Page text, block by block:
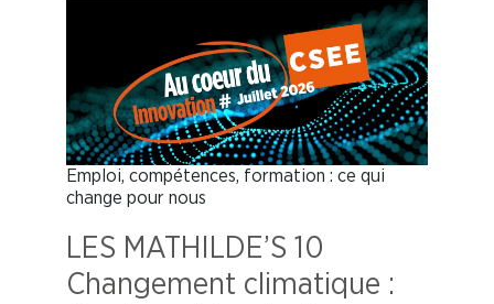
Emploi, compétences, formation : ce qui
change pour nous
LES MATHILDE’S 10
Changement climatique :